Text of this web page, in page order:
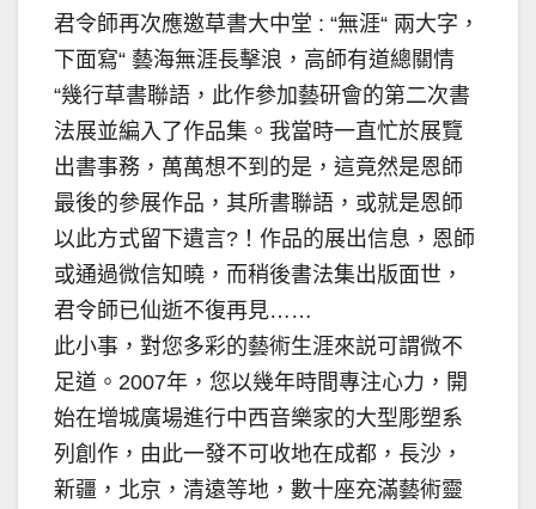
君令師再次應邀草書大中堂 : “無涯“ 兩大字，
下面寫“ 藝海無涯長擊浪，高師有道總關情
“幾行草書聯語，此作參加藝研會的第二次書
法展並編入了作品集。我當時一直忙於展覽
出書事務，萬萬想不到的是，這竟然是恩師
最後的參展作品，其所書聯語，或就是恩師
以此方式留下遺言?！作品的展出信息，恩師
或通過微信知曉，而稍後書法集出版面世，
君令師已仙逝不復再見……
此小事，對您多彩的藝術生涯來説可謂微不
足道。2007年，您以幾年時間專注心力，開
始在增城廣場進行中西音樂家的大型彫塑系
列創作，由此一發不可收地在成都，長沙，
新疆，北京，清遠等地，數十座充滿藝術靈